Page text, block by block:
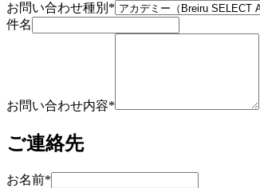
お問い合わせ種別 *
件名
お問い合わせ内容*
ご連絡先
お名前*